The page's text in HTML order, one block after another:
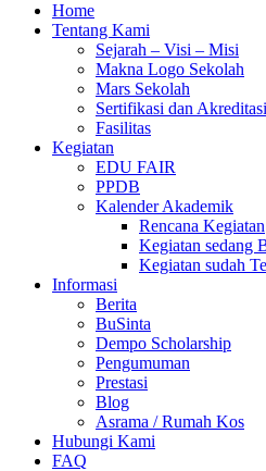
Home
Tentang Kami
Sejarah – Visi – Misi
Makna Logo Sekolah
Mars Sekolah
Sertifikasi dan Akreditasi
Fasilitas
Kegiatan
EDU FAIR
PPDB
Kalender Akademik
Rencana Kegiatan
Kegiatan sedang
Kegiatan sudah
Informasi
Berita
BuSinta
Dempo Scholarship
Pengumuman
Prestasi
Blog
Asrama / Rumah Kos
Hubungi Kami
FAQ